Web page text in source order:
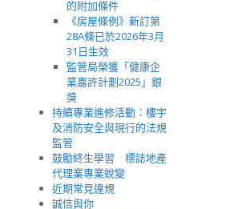
的附加條件
《房屋條例》新訂第
28A條已於2026年3月
31日生效
監管局榮獲「健康企
業嘉許計劃2025」銀
獎
持續專業進修活動：樓宇
及消防安全與現行的法規
監管
鼓勵終生學習 標誌地產
代理業專業蛻變
近期常見違規
誠信與你